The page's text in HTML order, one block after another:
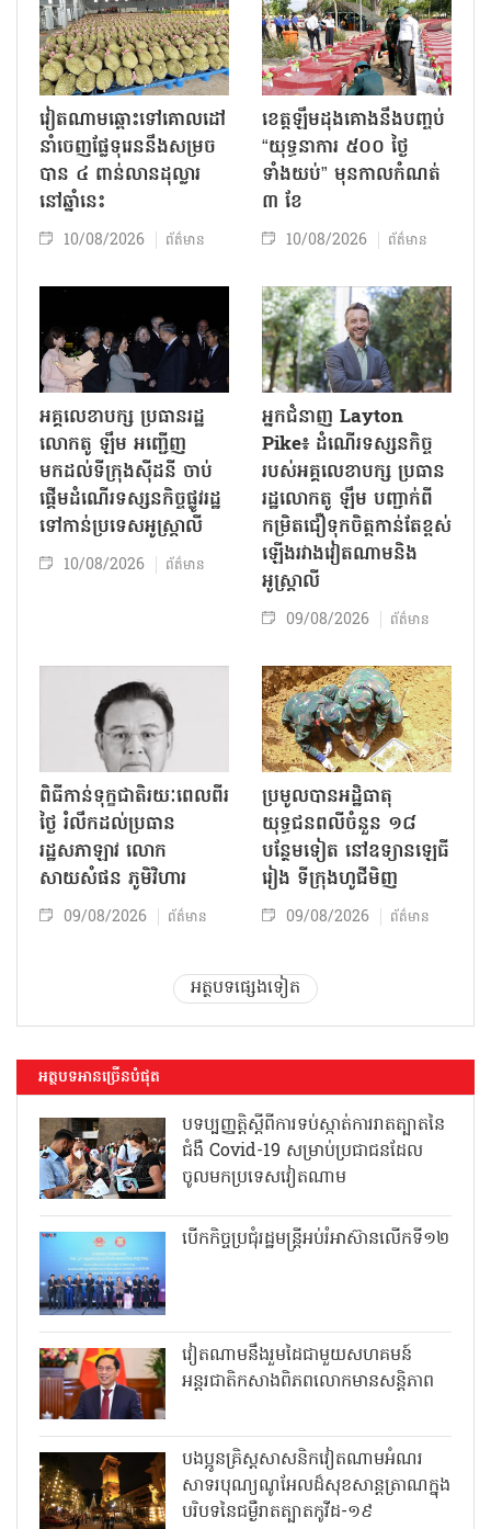
វៀតណាមឆ្ពោះទៅគោលដៅ
នាំចេញផ្លែទុរេននឹងសម្រច
បាន ៤ ពាន់លានដុល្លារ
នៅឆ្នាំនេះ
10/08/2026 ព័ត៌មាន
ខេត្តឡឹមដុងគោងនឹងបញ្ចប់
“យុទ្ធនាការ ៥០០ ថ្ងៃ
ទាំងយប់” មុនកាលកំណត់
៣ ខែ
10/08/2026 ព័ត៌មាន
អគ្គលេខាបក្ស ប្រធានរដ្ឋ
លោកតូ ឡឹម អញ្ជើញ
មកដល់ទីក្រុងស៊ីដនី ចាប់
ផ្តើមដំណើរទស្សនកិច្ចផ្លូវរដ្ឋ
ទៅកាន់ប្រទេសអូស្ត្រាលី
10/08/2026 ព័ត៌មាន
អ្នកជំនាញ Layton
Pike៖ ដំណើរទស្សនកិច្ច
របស់អគ្គលេខាបក្ស ប្រធាន
រដ្ឋលោកតូ ឡឹម បញ្ជាក់ពី
កម្រិតជឿទុកចិត្តកាន់តែខ្ពស់
ឡើងរវាងវៀតណាមនិង
អូស្ត្រាលី
09/08/2026 ព័ត៌មាន
ពិធីកាន់ទុក្ខជាតិរយៈពេលពីរ
ថ្ងៃ រំលឹកដល់ប្រធាន
រដ្ឋសភាឡាវ លោក
សាយសំផន ភូមិវិហារ
09/08/2026 ព័ត៌មាន
ប្រមូលបានអដ្ឋិធាតុ
យុទ្ធជនពលីចំនួន ១៨
បន្ថែមទៀត នៅឧទ្យានឡេធី
រៀង ទីក្រុងហូជីមិញ
09/08/2026 ព័ត៌មាន
អត្ថបទផ្សេងទៀត
អត្ថបទអានច្រើនបំផុត
បទប្បញ្ញត្តិស្តីពីការទប់ស្កាត់ការរាតត្បាតនៃ
ជំងឺ Covid-19 សម្រាប់ប្រជាជនដែល
ចូលមកប្រទេសវៀតណាម
បើកកិច្ចប្រជុំរដ្ឋមន្ត្រីអប់រំអាស៊ានលើកទី១២
វៀតណាមនឹងរួមដៃជាមួយសហគមន៍
អន្តរជាតិកសាងពិភពលោកមានសន្តិភាព
បងប្អូនគ្រិស្តសាសនិកវៀតណាមអំណរ
សាទរបុណ្យណូអែលដ៏សុខសាន្តត្រាណក្នុង
បរិបទនៃជម្ងឺរាតត្បាតកូវីដ-១៩